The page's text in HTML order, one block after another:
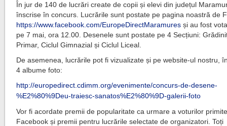
În jur de 140 de lucrări create de copii și elevi din județul
înscrise în concurs. Lucrările sunt postate pe pagina noastră de
https://www.facebook.com/EuropeDirectMaramures și au fost
pe 7 mai, ora 12.00. Desenele sunt postate pe 4 Secțiuni:
Primar, Ciclul Gimnazial și Ciclul Liceal.
De asemenea, lucrările pot fi vizualizate și pe website-ul nostru,
4 albume foto:
http://europedirect.cdimm.org/evenimente/concurs-de-desene-
%E2%80%9Deu-traiesc-sanatos%E2%80%9D-galerii-foto
Vor fi acordate premii de popularitate ca urmare a voturilor
Facebook și premii pentru lucrările selectate de organizatori. Toți